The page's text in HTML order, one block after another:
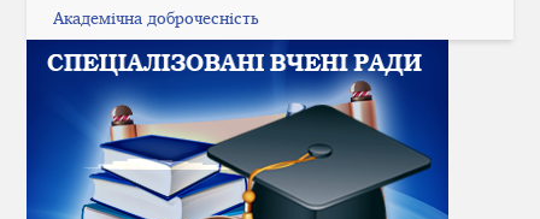
Академічна доброчесність